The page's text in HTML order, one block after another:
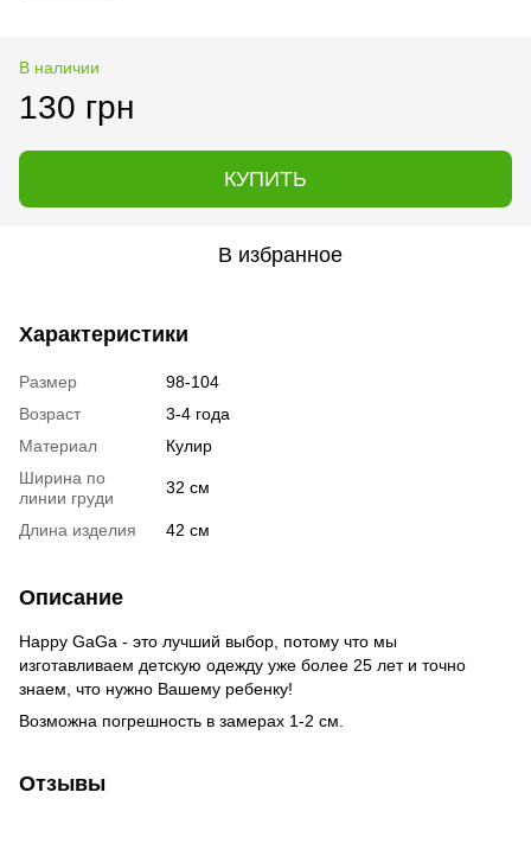
В наличии
130 грн
КУПИТЬ
В избранное
Характеристики
Размер
98-104
Возраст
3-4 года
Материал
Кулир
Ширина по
линии груди
32 см
Длина изделия 42 см
Описание
Happy GaGa - это лучший выбор, потому что мы
изготавливаем детскую одежду уже более 25 лет и точно
знаем, что нужно Вашему ребенку!
Возможна погрешность в замерах 1-2 см.
Отзывы